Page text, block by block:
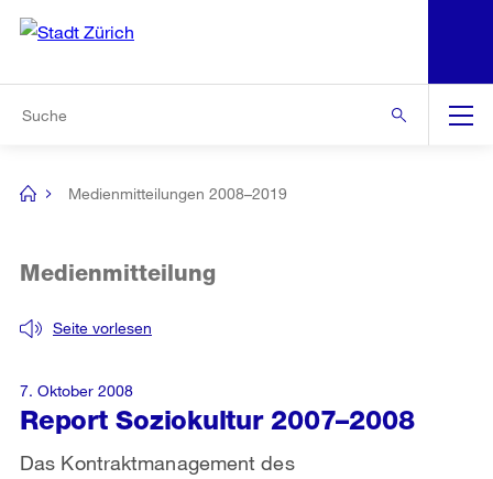
Navigation
[no
Medienmitteilungen 2008–2019
Report Soziokultur 2007–2008
Seite vorlesen
Medienmitteilung
Das Kontraktmanagement des
7. Oktober 2008